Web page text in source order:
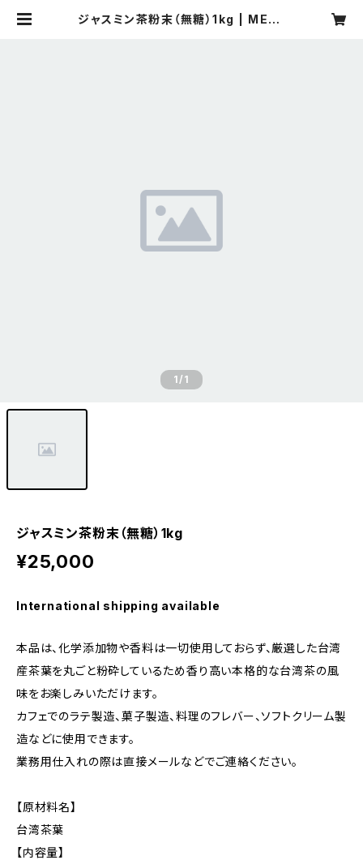
ジャスミン茶粉末（無糖）1kg | MEILI
1/1
ジャスミン茶粉末（無糖）1kg
¥25,000
International shipping available
本品は、化学添加物や香料は一切使用しておらず、厳選した台湾
産茶葉を丸ごと粉砕しているため香り高い本格的な台湾茶の風
味をお楽しみいただけます。
カフェでのラテ製造、菓子製造、料理のフレバー、ソフトクリーム製
造などに使用できます。
業務用仕入れの際は直接メールなどでご連絡ください。
【原材料名】
台湾茶葉
【内容量】